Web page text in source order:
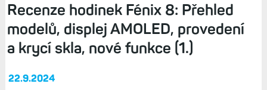
Recenze hodinek Fénix 8: Přehled
modelů, displej AMOLED, provedení
a krycí skla, nové funkce (1.)
22.9.2024